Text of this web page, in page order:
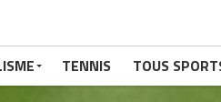
TENNIS TOUS